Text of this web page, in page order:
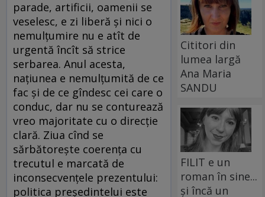
parade, artificii, oamenii se
veselesc, e zi liberă şi nici o
nemulţumire nu e atît de
urgentă încît să strice
serbarea. Anul acesta,
naţiunea e nemulţumită de ce
fac şi de ce gîndesc cei care o
conduc, dar nu se conturează
vreo majoritate cu o direcţie
clară. Ziua cînd se
sărbătoreşte coerenţa cu
trecutul e marcată de
inconsecvenţele prezentului:
politica preşedintelui este
Cititori din
lumea largă
Ana Maria
SANDU
FILIT e un
roman în sine...
și încă un